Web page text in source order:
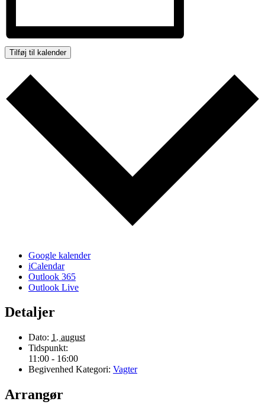
Tilføj til kalender
Google kalender
iCalendar
Outlook 365
Outlook Live
Detaljer
Dato: 1. august
Tidspunkt:
11:00 - 16:00
Begivenhed Kategori: Vagter
Arrangør